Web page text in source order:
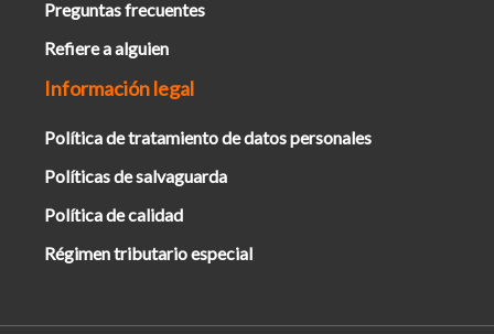
Preguntas frecuentes
Refiere a alguien
Información legal
Política de tratamiento de datos personales
Políticas de salvaguarda
Política de calidad
Régimen tributario especial